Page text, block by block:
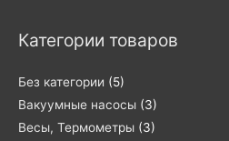
Категории товаров
Без категории (5)
Вакуумные насосы (3)
Весы, Термометры (3)